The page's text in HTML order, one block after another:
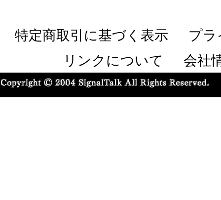
特定商取引に基づく表示
プラ
リンクについて
会社